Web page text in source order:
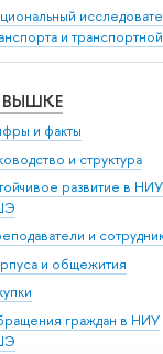
и
и факты
и структура
развитие в НИУ
и
и общежития
граждан в НИУ